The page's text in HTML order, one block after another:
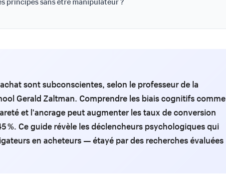
sont subconscientes, selon le professeur de la
Gerald Zaltman. Comprendre les biais cognitifs comme
et l'ancrage peut augmenter les taux de conversion
%. Ce guide révèle les déclencheurs psychologiques qui
en acheteurs — étayé par des recherches évaluées